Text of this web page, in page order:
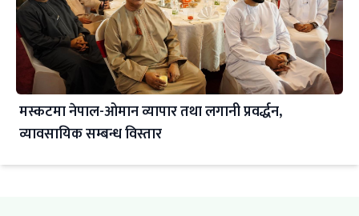
मस्कटमा नेपाल-ओमान व्यापार तथा लगानी प्रवर्द्धन,
व्यावसायिक सम्बन्ध विस्तार